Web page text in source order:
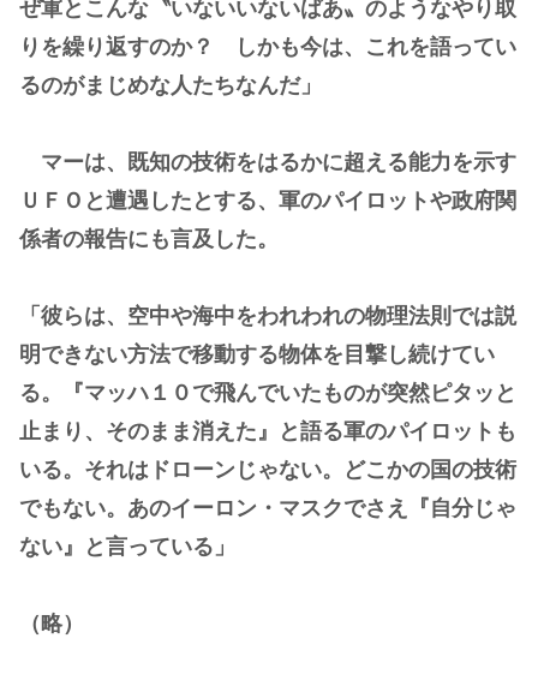
ぜ軍とこんな〝いないいないばあ〟のようなやり取
りを繰り返すのか？ しかも今は、これを語ってい
るのがまじめな人たちなんだ」
マーは、既知の技術をはるかに超える能力を示す
ＵＦＯと遭遇したとする、軍のパイロットや政府関
係者の報告にも言及した。
「彼らは、空中や海中をわれわれの物理法則では説
明できない方法で移動する物体を目撃し続けてい
る。『マッハ１０で飛んでいたものが突然ピタッと
止まり、そのまま消えた』と語る軍のパイロットも
いる。それはドローンじゃない。どこかの国の技術
でもない。あのイーロン・マスクでさえ『自分じゃ
ない』と言っている」
（略）